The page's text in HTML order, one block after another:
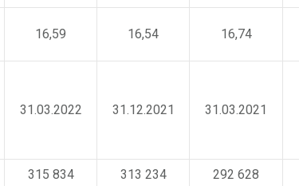
16,59 16,54 16,74
31.03.2022 31.12.2021 31.03.2021
315 834 313 234 292 628